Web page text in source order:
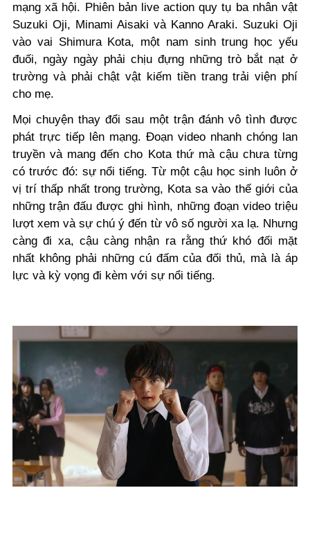
mạng xã hội. Phiên bản live action quy tụ ba nhân vật
Suzuki Oji, Minami Aisaki và Kanno Araki. Suzuki Oji
vào vai Shimura Kota, một nam sinh trung học yếu
đuối, ngày ngày phải chịu đựng những trò bắt nạt ở
trường và phải chật vật kiếm tiền trang trải viện phí
cho mẹ.
Mọi chuyện thay đổi sau một trận đánh vô tình được
phát trực tiếp lên mạng. Đoạn video nhanh chóng lan
truyền và mang đến cho Kota thứ mà cậu chưa từng
có trước đó: sự nổi tiếng. Từ một cậu học sinh luôn ở
vị trí thấp nhất trong trường, Kota sa vào thế giới của
những trận đấu được ghi hình, những đoạn video triệu
lượt xem và sự chú ý đến từ vô số người xa lạ. Nhưng
càng đi xa, cậu càng nhận ra rằng thứ khó đối mặt
nhất không phải những cú đấm của đối thủ, mà là áp
lực và kỳ vọng đi kèm với sự nổi tiếng.